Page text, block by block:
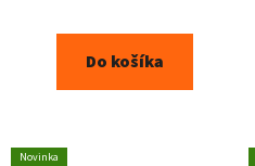
Do košíka
Novinka